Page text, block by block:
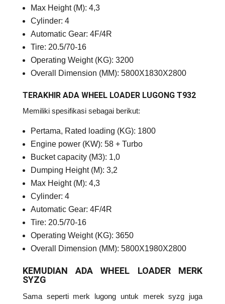
Max Height (M): 4,3
Cylinder: 4
Automatic Gear: 4F/4R
Tire: 20.5/70-16
Operating Weight (KG): 3200
Overall Dimension (MM): 5800X1830X2800
TERAKHIR ADA WHEEL LOADER LUGONG T932
Memiliki spesifikasi sebagai berikut:
Pertama, Rated loading (KG): 1800
Engine power (KW): 58 + Turbo
Bucket capacity (M3): 1,0
Dumping Height (M): 3,2
Max Height (M): 4,3
Cylinder: 4
Automatic Gear: 4F/4R
Tire: 20.5/70-16
Operating Weight (KG): 3650
Overall Dimension (MM): 5800X1980X2800
KEMUDIAN ADA WHEEL LOADER MERK
SYZG
Sama seperti merk lugong untuk merek syzg juga